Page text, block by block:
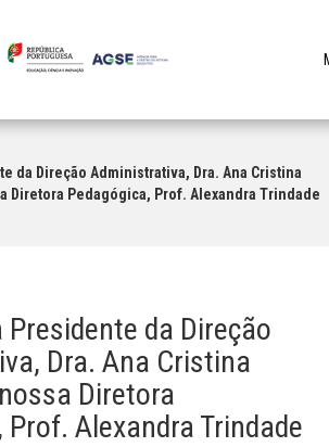
da Direção Administrativa, Dra. Ana Cristina
Diretora Pedagógica, Prof. Alexandra Trindade
da Direção
Dra. Ana Cristina
Diretora
Prof. Alexandra Trindade